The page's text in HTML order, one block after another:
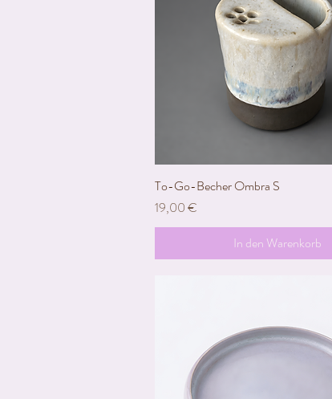
Schnellansicht
To-Go-Becher Ombra S
Preis
19,00 €
In den Warenkorb